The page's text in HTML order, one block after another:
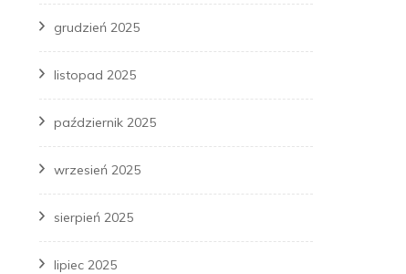
grudzień 2025
listopad 2025
październik 2025
wrzesień 2025
sierpień 2025
lipiec 2025